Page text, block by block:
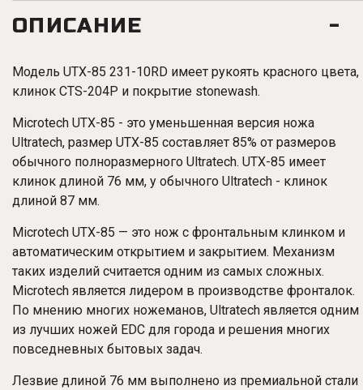
ОПИСАНИЕ
Модель UTX-85 231-10RD имеет рукоять красного цвета,
клинок CTS-204P и покрытие stonewash.
Microtech UTX-85 - это уменьшенная версия ножа
Ultratech, размер UTX-85 составляет 85% от размеров
обычного полноразмерного Ultratech. UTX-85 имеет
клинок длиной 76 мм, у обычного Ultratech - клинок
длиной 87 мм.
Microtech UTX-85 — это нож с фронтальным клинком и
автоматическим открытием и закрытием. Механизм
таких изделий считается одним из самых сложных.
Microtech является лидером в производстве фронталок.
По мнению многих ножеманов, Ultratech является одним
из лучших ножей EDC для города и решения многих
повседневных бытовых задач.
Лезвие длиной 76 мм выполнено из премиальной стали